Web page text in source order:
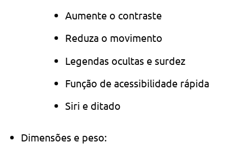
Aumente o contraste
Reduza o movimento
Legendas ocultas e surdez
Função de acessibilidade rápida
Siri e ditado
Dimensões e peso: